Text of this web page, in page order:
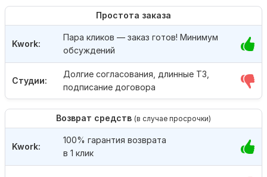
Простота заказа
Студии:
Долгие согласования, длинные ТЗ,
подписание договора
Kwork:
Пара кликов — заказ готов! Минимум
обсуждений
Возврат средств (в случае просрочки)
Kwork:
100% гарантия возврата
в 1 клик